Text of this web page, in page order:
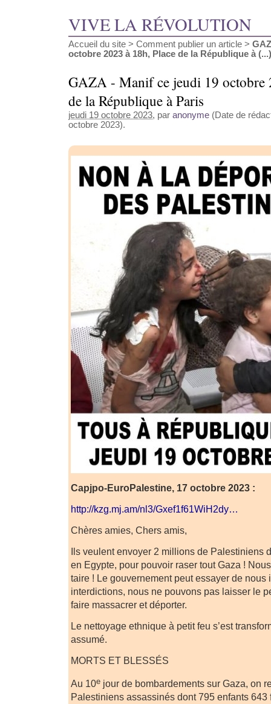
VIVE LA RÉVOLUTION
Accueil du site > Comment publier un article >
octobre 2023 à 18h, Place de la République à (...)
GAZA - Manif ce jeudi 19 octobre
de la République à Paris
jeudi 19 octobre 2023, par anonyme (Date de
octobre 2023).
Capjpo-EuroPalestine, 17 octobre 2023 :
http://kzg.mj.am/nl3/Gxef1f61WiH2dy…
Chères amies, Chers amis,
Ils veulent envoyer 2 millions de Palestiniens
en Egypte, pour pouvoir raser tout Gaza !
taire ! Le gouvernement peut essayer de nous
interdictions, nous ne pouvons pas laisser le
faire massacrer et déporter.
Le nettoyage ethnique à petit feu s’est
assumé.
MORTS ET BLESSÉS
Au 10e jour de bombardements sur Gaza, on
Palestiniens assassinés dont 795 enfants 643